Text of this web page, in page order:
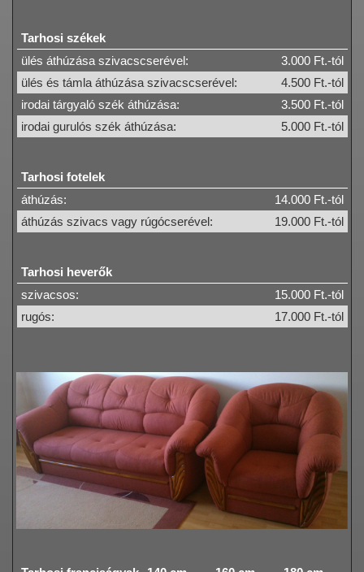
Tarhosi székek
ülés áthúzása szivacscserével:
3.000 Ft.-tól
ülés és támla áthúzása szivacscserével:
4.500 Ft.-tól
irodai tárgyaló szék áthúzása:
3.500 Ft.-tól
irodai gurulós szék áthúzása:
5.000 Ft.-tól
Tarhosi fotelek
áthúzás:
14.000 Ft.-tól
áthúzás szivacs vagy rúgócserével:
19.000 Ft.-tól
Tarhosi heverők
szivacsos:
15.000 Ft.-tól
rugós:
17.000 Ft.-tól